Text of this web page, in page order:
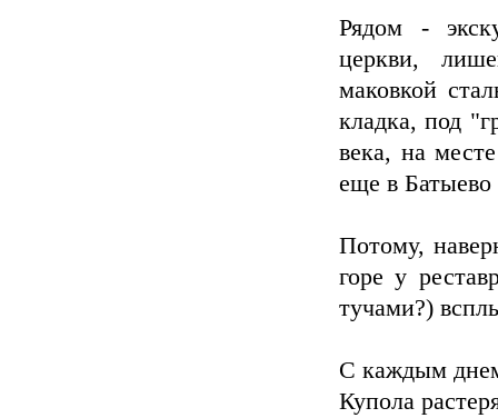
Рядом -
церкви,
маковкой
кладка, под
века, на
еще в
Потому,
горе у
тучами?)
С каждым
Купола